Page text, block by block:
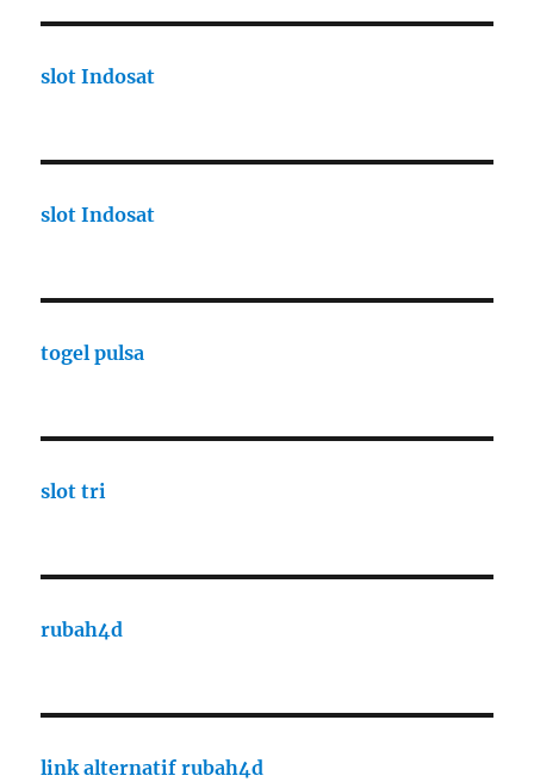
slot Indosat
slot Indosat
togel pulsa
slot tri
rubah4d
link alternatif rubah4d